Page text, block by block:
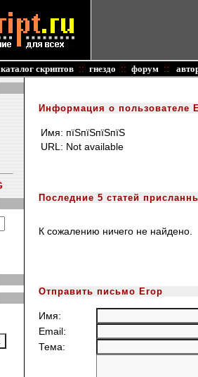
каталог скриптов :: гнездо :: форум ::
Информация о пользователе
Имя: пїЅпїЅпїЅпїЅ
URL: Not available
Последние 5 статей
К сожалению ничего не найдено.
Отправить письмо Егор
Имя:
Email:
Тема: